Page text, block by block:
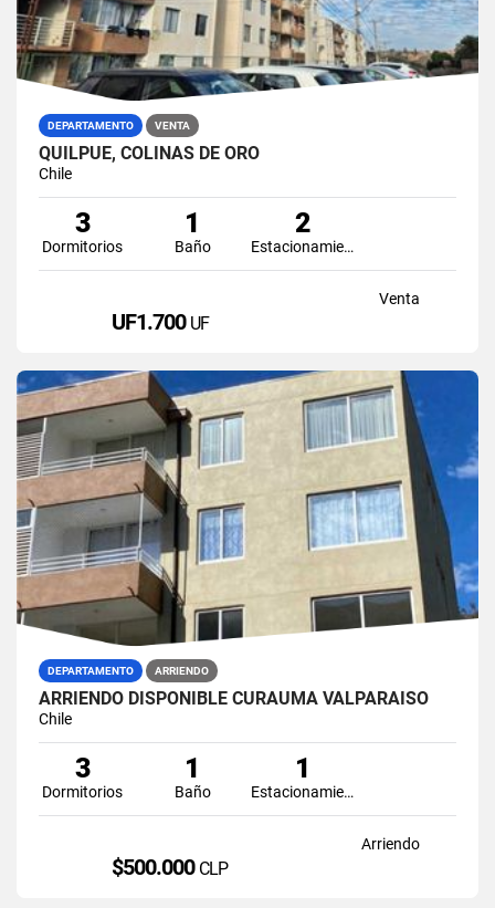
DEPARTAMENTO VENTA
QUILPUE, COLINAS DE ORO
Chile
3
Dormitorios
1
Baño
2
Estacionamiento
Venta
UF1.700 UF
DEPARTAMENTO ARRIENDO
ARRIENDO DISPONIBLE CURAUMA VALPARAÍSO
Chile
3
Dormitorios
1
Baño
1
Estacionamiento
Arriendo
$500.000 CLP